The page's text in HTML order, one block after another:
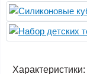
Характеристики: